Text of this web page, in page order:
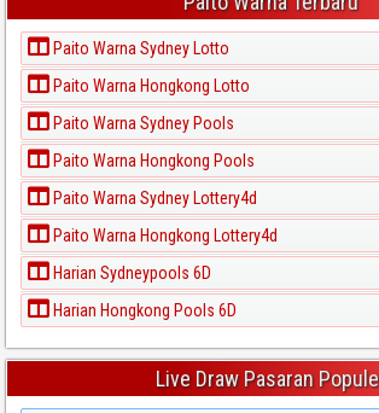
Paito Warna Sydney Lotto
Paito Warna Hongkong Lotto
Paito Warna Sydney Pools
Paito Warna Hongkong Pools
Paito Warna Sydney Lottery4d
Paito Warna Hongkong Lottery4d
Harian Sydneypools 6D
Harian Hongkong Pools 6D
Live Draw Pasaran